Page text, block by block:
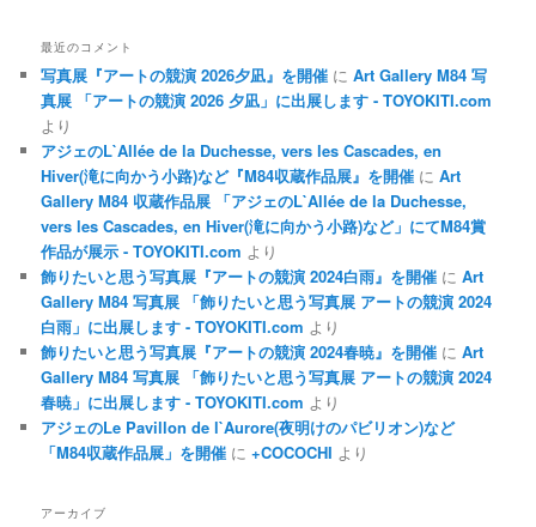
最近のコメント
写真展『アートの競演 2026夕凪』を開催 にArt Gallery M84 写
真展 「アートの競演 2026 夕凪」に出展します - TOYOKITI.com
より
アジェのL`Allée de la Duchesse, vers les Cascades, en
Hiver(滝に向かう小路)など『M84収蔵作品展』を開催 にArt
Gallery M84 収蔵作品展 「アジェのL`Allée de la Duchesse,
vers les Cascades, en Hiver(滝に向かう小路)など」にてM84賞
作品が展示 - TOYOKITI.com より
飾りたいと思う写真展『アートの競演 2024白雨』を開催 にArt
Gallery M84 写真展 「飾りたいと思う写真展 アートの競演 2024
白雨」に出展します - TOYOKITI.com より
飾りたいと思う写真展『アートの競演 2024春暁』を開催 にArt
Gallery M84 写真展 「飾りたいと思う写真展 アートの競演 2024
春暁」に出展します - TOYOKITI.com より
アジェのLe Pavillon de l`Aurore(夜明けのパビリオン)など
「M84収蔵作品展」を開催 に+COCOCHI より
アーカイブ